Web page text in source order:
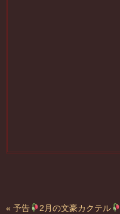
« 予告 2月の文豪カクテル